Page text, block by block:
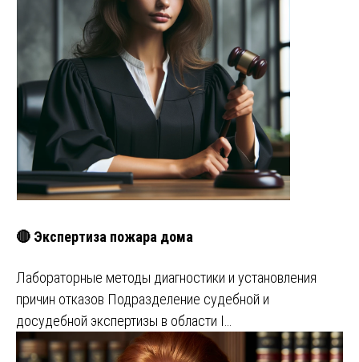
🔴 Экспертиза пожара дома
Лабораторные методы диагностики и установления
причин отказов Подразделение судебной и
досудебной экспертизы в области I…